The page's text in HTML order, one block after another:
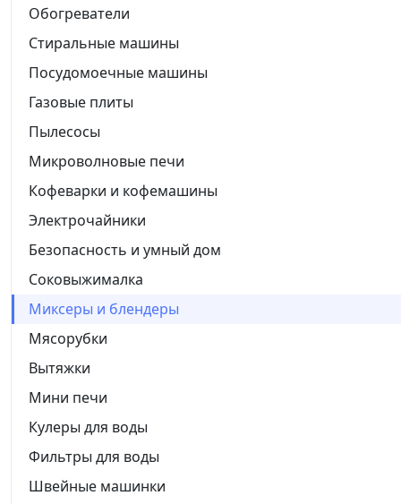
Обогреватели
Стиральные машины
Посудомоечные машины
Газовые плиты
Пылесосы
Микроволновые печи
Кофеварки и кофемашины
Электрочайники
Безопасность и умный дом
Соковыжималка
Миксеры и блендеры
Мясорубки
Вытяжки
Мини печи
Кулеры для воды
Фильтры для воды
Швейные машинки